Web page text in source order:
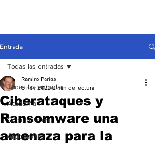
Entrada
Todas las entradas
Academia
Comunicación
AndeanWire
Todas las entradas
Ciberataques y
Ransomware una
amenaza para la
Ramiro Parias
6 nov 2022 2 min de lectura